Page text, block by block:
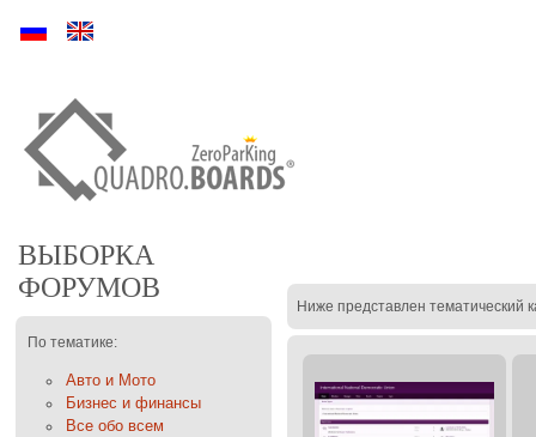
Ру En
ВЫБОРКА
ФОРУМОВ
По тематике:
Авто и Мото
Бизнес и финансы
Все обо всем
Ниже представлен тематический